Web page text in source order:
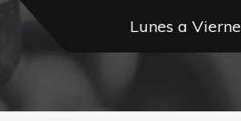
Lunes a